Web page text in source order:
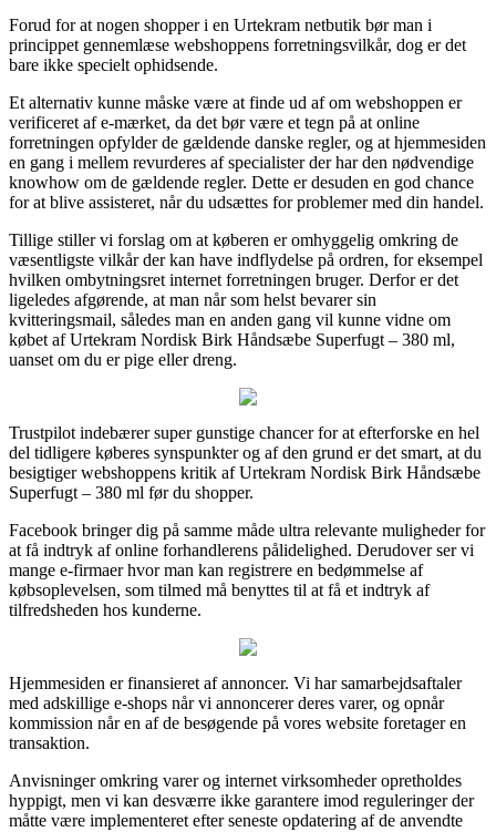
Forud for at nogen shopper i en Urtekram netbutik bør man i
princippet gennemlæse webshoppens forretningsvilkår, dog er det
bare ikke specielt ophidsende.
Et alternativ kunne måske være at finde ud af om webshoppen er
verificeret af e-mærket, da det bør være et tegn på at online
forretningen opfylder de gældende danske regler, og at hjemmesiden
en gang i mellem revurderes af specialister der har den nødvendige
knowhow om de gældende regler. Dette er desuden en god chance
for at blive assisteret, når du udsættes for problemer med din handel.
Tillige stiller vi forslag om at køberen er omhyggelig omkring de
væsentligste vilkår der kan have indflydelse på ordren, for eksempel
hvilken ombytningsret internet forretningen bruger. Derfor er det
ligeledes afgørende, at man når som helst bevarer sin
kvitteringsmail, således man en anden gang vil kunne vidne om
købet af Urtekram Nordisk Birk Håndsæbe Superfugt – 380 ml,
uanset om du er pige eller dreng.
Trustpilot indebærer super gunstige chancer for at efterforske en hel
del tidligere køberes synspunkter og af den grund er det smart, at du
besigtiger webshoppens kritik af Urtekram Nordisk Birk Håndsæbe
Superfugt – 380 ml før du shopper.
Facebook bringer dig på samme måde ultra relevante muligheder for
at få indtryk af online forhandlerens pålidelighed. Derudover ser vi
mange e-firmaer hvor man kan registrere en bedømmelse af
købsoplevelsen, som tilmed må benyttes til at få et indtryk af
tilfredsheden hos kunderne.
Hjemmesiden er finansieret af annoncer. Vi har samarbejdsaftaler
med adskillige e-shops når vi annoncerer deres varer, og opnår
kommission når en af de besøgende på vores website foretager en
transaktion.
Anvisninger omkring varer og internet virksomheder opretholdes
hyppigt, men vi kan desværre ikke garantere imod reguleringer der
måtte være implementeret efter seneste opdatering af de anvendte